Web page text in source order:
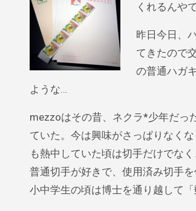
くれるんやで
昨日今日、
てきたので
の普通ハガ
ような…
mezzoはその昔、ネクラ*少年だっ
ていた。今は興味がさっぱりなく
も熱中していた頃は切手だけでな
普通切手が好きで、使用済み切手
小中学生の頃は博士を通り越して